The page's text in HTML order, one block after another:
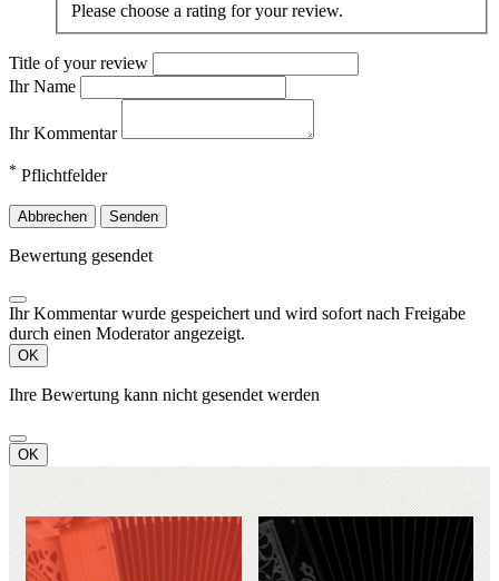
Please choose a rating for your review.
Title of your review
Ihr Name
Ihr Kommentar
* Pflichtfelder
Abbrechen Senden
Bewertung gesendet
Ihr Kommentar wurde gespeichert und wird sofort nach Freigabe
durch einen Moderator angezeigt.
OK
Ihre Bewertung kann nicht gesendet werden
OK